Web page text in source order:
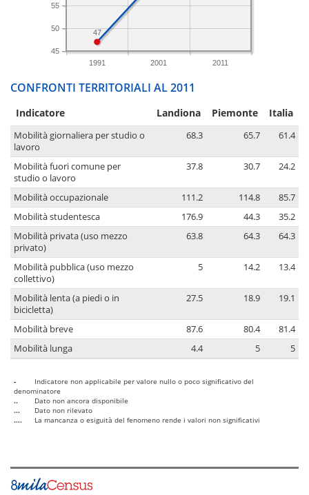
1991 2001 2011
45
50
55
47
CONFRONTI TERRITORIALI AL 2011
Indicatore Landiona Piemonte Italia
Mobilità giornaliera per studio o
lavoro
68.3 65.7 61.4
Mobilità fuori comune per
studio o lavoro
37.8 30.7 24.2
Mobilità occupazionale 111.2 114.8
85.7
Mobilità studentesca
176.9 44.3
35.2
Mobilità privata (uso mezzo
privato)
63.8 64.3 64.3
Mobilità pubblica (uso mezzo
collettivo)
5 14.2 13.4
Mobilità lenta (a piedi o in
bicicletta)
27.5 18.9 19.1
Mobilità breve 87.6 80.4
81.4
Mobilità lunga
4.4 5 5
-
Indicatore non applicabile per valore nullo o poco significativo del
denominatore
..
Dato non ancora disponibile
...
Dato non rilevato
....
La mancanza o esiguità del fenomeno rende i valori non significativi